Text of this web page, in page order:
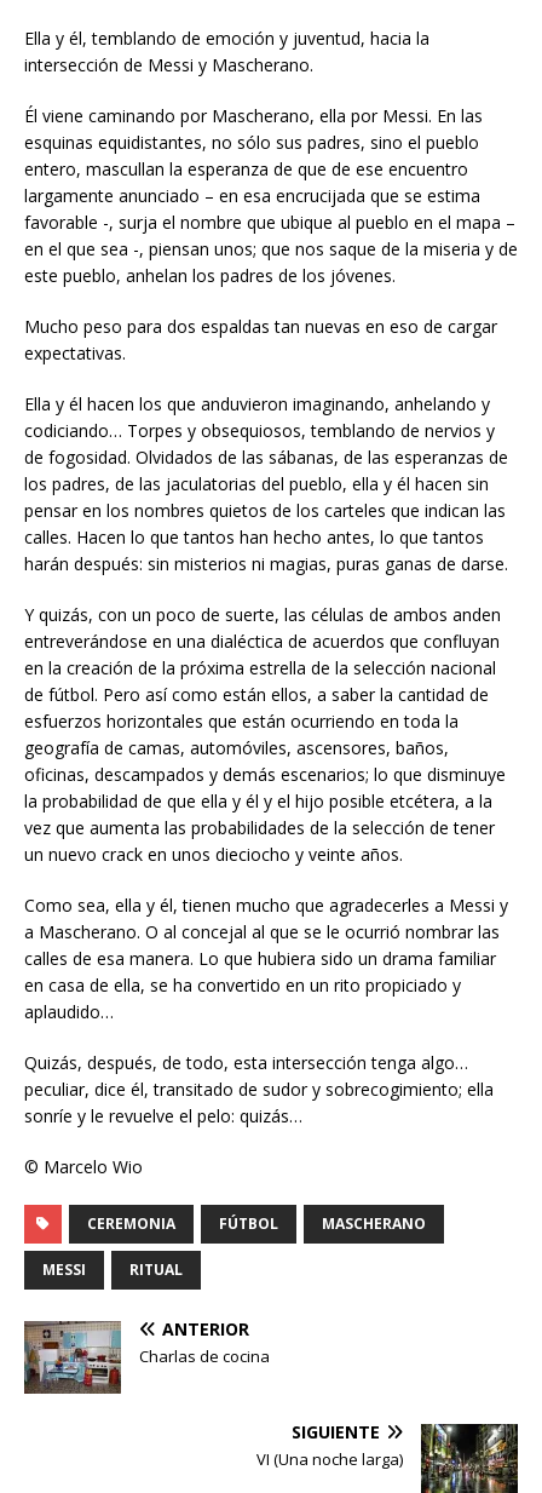
Ella y él, temblando de emoción y juventud, hacia la
intersección de Messi y Mascherano.
Él viene caminando por Mascherano, ella por Messi. En las
esquinas equidistantes, no sólo sus padres, sino el pueblo
entero, mascullan la esperanza de que de ese encuentro
largamente anunciado – en esa encrucijada que se estima
favorable -, surja el nombre que ubique al pueblo en el mapa –
en el que sea -, piensan unos; que nos saque de la miseria y de
este pueblo, anhelan los padres de los jóvenes.
Mucho peso para dos espaldas tan nuevas en eso de cargar
expectativas.
Ella y él hacen los que anduvieron imaginando, anhelando y
codiciando… Torpes y obsequiosos, temblando de nervios y
de fogosidad. Olvidados de las sábanas, de las esperanzas de
los padres, de las jaculatorias del pueblo, ella y él hacen sin
pensar en los nombres quietos de los carteles que indican las
calles. Hacen lo que tantos han hecho antes, lo que tantos
harán después: sin misterios ni magias, puras ganas de darse.
Y quizás, con un poco de suerte, las células de ambos anden
entreverándose en una dialéctica de acuerdos que confluyan
en la creación de la próxima estrella de la selección nacional
de fútbol. Pero así como están ellos, a saber la cantidad de
esfuerzos horizontales que están ocurriendo en toda la
geografía de camas, automóviles, ascensores, baños,
oficinas, descampados y demás escenarios; lo que disminuye
la probabilidad de que ella y él y el hijo posible etcétera, a la
vez que aumenta las probabilidades de la selección de tener
un nuevo crack en unos dieciocho y veinte años.
Como sea, ella y él, tienen mucho que agradecerles a Messi y
a Mascherano. O al concejal al que se le ocurrió nombrar las
calles de esa manera. Lo que hubiera sido un drama familiar
en casa de ella, se ha convertido en un rito propiciado y
aplaudido…
Quizás, después, de todo, esta intersección tenga algo…
peculiar, dice él, transitado de sudor y sobrecogimiento; ella
sonríe y le revuelve el pelo: quizás…
© Marcelo Wio
CEREMONIA FÚTBOL MASCHERANO
MESSI RITUAL
ANTERIOR
Charlas de cocina
SIGUIENTE
VI (Una noche larga)